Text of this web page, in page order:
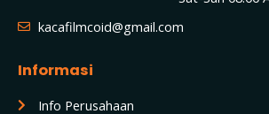
kacafilmcoid@gmail.com
Informasi
Info Perusahaan